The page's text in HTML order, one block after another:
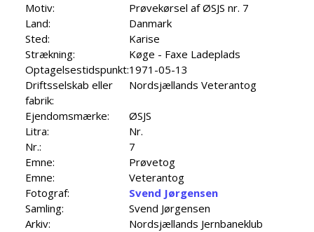
Motiv:
Prøvekørsel af ØSJS nr. 7
Land:
Danmark
Sted:
Karise
Strækning:
Køge - Faxe Ladeplads
Optagelsestidspunkt:1971-05-13
Driftsselskab eller
fabrik:
Nordsjællands Veterantog
Ejendomsmærke:
ØSJS
Litra:
Nr.
Nr.:
7
Emne:
Prøvetog
Emne:
Veterantog
Fotograf:
Svend Jørgensen
Samling:
Svend Jørgensen
Arkiv:
Nordsjællands Jernbaneklub